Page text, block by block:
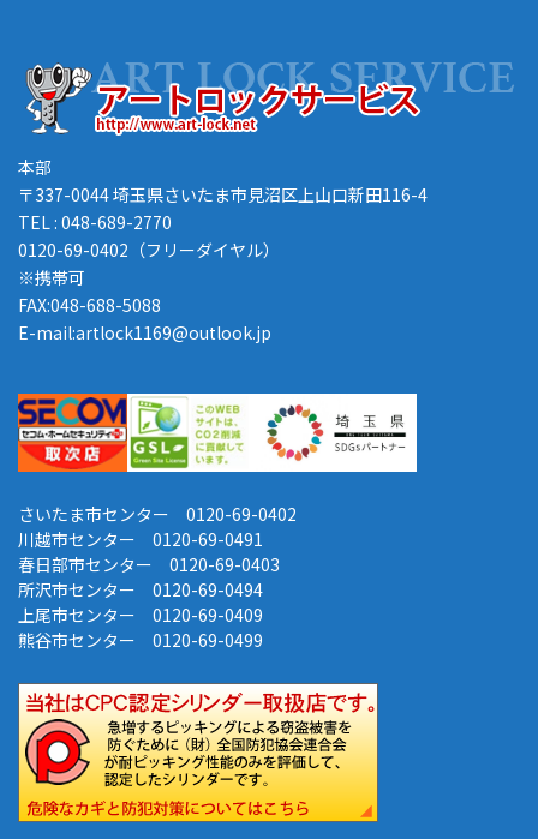
本部
〒337-0044 埼玉県さいたま市見沼区上山口新田116-4
TEL : 048-689-2770
0120-69-0402（フリーダイヤル）
※携帯可
FAX:048-688-5088
E-mail:artlock1169@outlook.jp
さいたま市センター 0120-69-0402
川越市センター 0120-69-0491
春日部市センター 0120-69-0403
所沢市センター 0120-69-0494
上尾市センター 0120-69-0409
熊谷市センター 0120-69-0499